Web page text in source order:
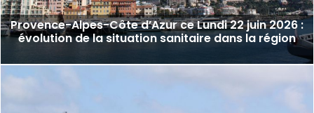
Provence-Alpes-Côte d’Azur ce Lundi 22 juin 2026 :
évolution de la situation sanitaire dans la région